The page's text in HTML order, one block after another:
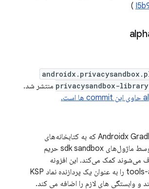
)
privacysandbox- منتشر شد.
افزونه جدید Androidx Gradle که به کتابخانه‌های
اندرویدی که توسط ماژول‌های sdk sandbox حریم
کمک می‌کند. این افزونه
tools-apipackager را به عنوان یک پردازنده نماد KSP
و وابستگی های لازم را اضافه می کند.